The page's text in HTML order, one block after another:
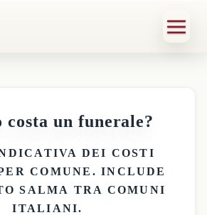
costa un funerale?
DEI COSTI
COMUNE . INCLUDE
SALMA TRA COMUNI
ITALIANI.